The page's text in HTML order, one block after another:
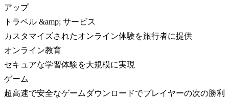
アップ
トラベル &amp; サービス
カスタマイズされたオンライン体験を旅行者に提供
オンライン教育
セキュアな学習体験を大規模に実現
ゲーム
超高速で安全なゲームダウンロードでプレイヤーの次の勝利